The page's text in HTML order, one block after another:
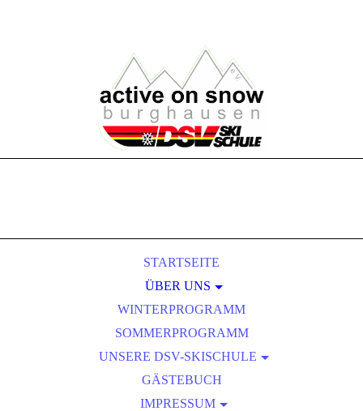
STARTSEITE
ÜBER UNS
VORSTANDSCHAFT
SKILEHRERTEAM
MITGLIEDSCHAFT
SATZUNG
ARCHIV
WINTERPROGRAMM
SOMMERPROGRAMM
UNSERE DSV-SKISCHULE
GRÜNDUNG
LIZENZIERUNG
GÄSTEBUCH
IMPRESSUM